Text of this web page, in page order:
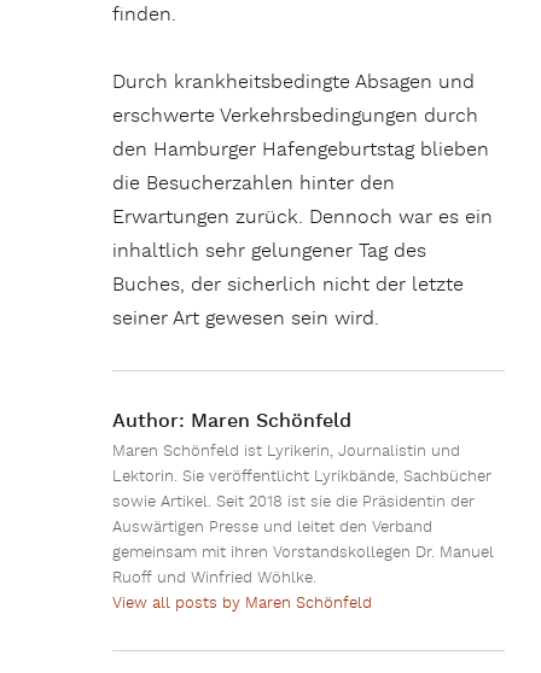
finden.
Durch krankheitsbedingte Absagen und
erschwerte Verkehrsbedingungen durch
den Hamburger Hafengeburtstag blieben
die Besucherzahlen hinter den
Erwartungen zurück. Dennoch war es ein
inhaltlich sehr gelungener Tag des
Buches, der sicherlich nicht der letzte
seiner Art gewesen sein wird.
Author: Maren Schönfeld
Maren Schönfeld ist Lyrikerin, Journalistin und
Lektorin. Sie veröffentlicht Lyrikbände, Sachbücher
sowie Artikel. Seit 2018 ist sie die Präsidentin der
Auswärtigen Presse und leitet den Verband
gemeinsam mit ihren Vorstandskollegen Dr. Manuel
Ruoff und Winfried Wöhlke.
View all posts by Maren Schönfeld